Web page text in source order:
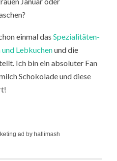
einmal dasSpezialitäten-
und Lebkuchenund die
Ich bin ein absoluter Fan
Schokolade und diese
ad by hallimash